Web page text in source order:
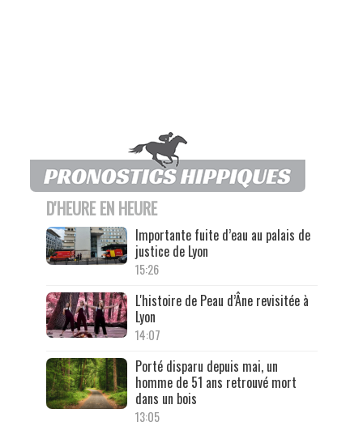
D'HEURE EN HEURE
Importante fuite d’eau au palais de
justice de Lyon
15:26
L'histoire de Peau d’Âne revisitée à
Lyon
14:07
Porté disparu depuis mai, un
homme de 51 ans retrouvé mort
dans un bois
13:05